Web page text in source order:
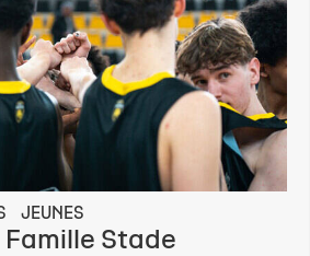
JEUNES
Famille Stade